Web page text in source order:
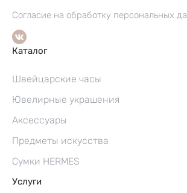
Согласие на обработку персональных
Каталог
Швейцарские часы
Ювелирные украшения
Аксессуары
Предметы искусства
Сумки HERMES
Услуги